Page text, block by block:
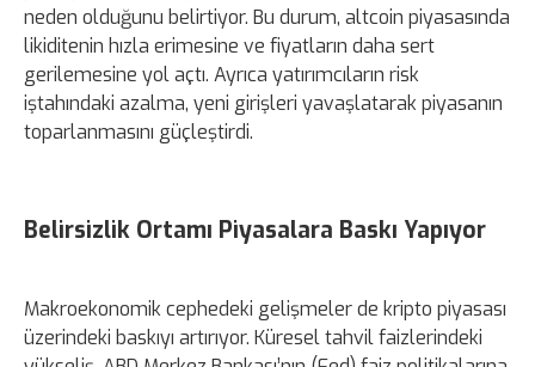
neden olduğunu belirtiyor. Bu durum, altcoin piyasasında
likiditenin hızla erimesine ve fiyatların daha sert
gerilemesine yol açtı. Ayrıca yatırımcıların risk
iştahındaki azalma, yeni girişleri yavaşlatarak piyasanın
toparlanmasını güçleştirdi.
Belirsizlik Ortamı Piyasalara Baskı Yapıyor
Makroekonomik cephedeki gelişmeler de kripto piyasası
üzerindeki baskıyı artırıyor. Küresel tahvil faizlerindeki